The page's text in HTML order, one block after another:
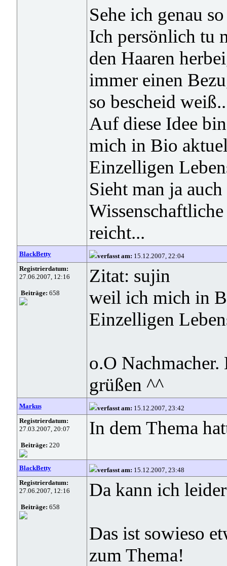
Sehe ich genau
Ich persönlich tu
den Haaren
immer einen
so bescheid
Auf diese Idee
mich in Bio
Einzelligen
Sieht man ja
reicht...
BlackBetty verfasst am: 15.12.2007, 22:04
Registrierdatum:
27.06.2007, 12:16
Beiträge: 658
Zitat: sujin
weil ich mich in
Einzelligen
o.O
grüßen ^^
Markus verfasst am: 15.12.2007, 23:42
Registrierdatum:
27.03.2007, 20:07
Beiträge: 220
In dem Thema
BlackBetty verfasst am: 15.12.2007, 23:48
Registrierdatum:
27.06.2007, 12:16
Beiträge: 658
Da kann ich
Das ist sowieso
zum Thema!